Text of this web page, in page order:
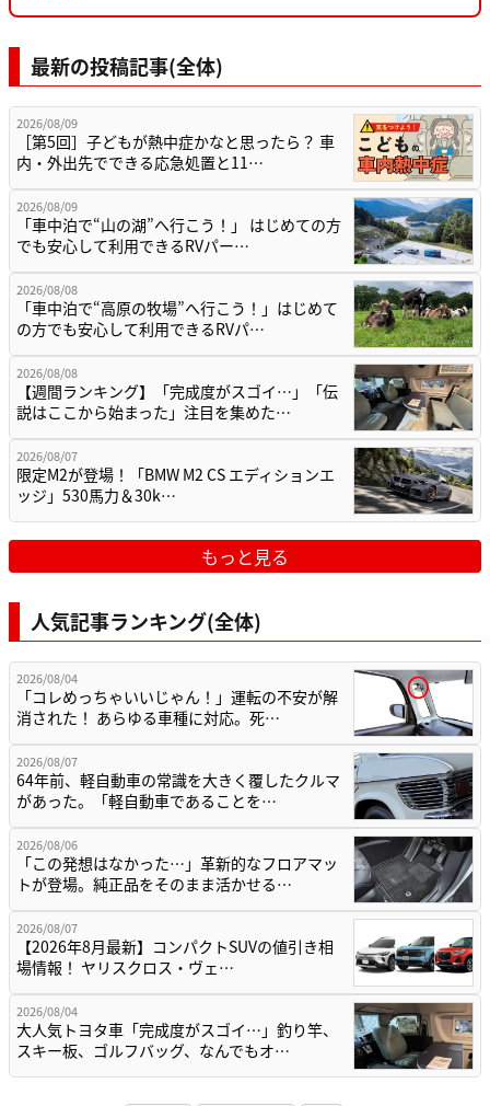
最新の投稿記事(全体)
2026/08/09
［第5回］子どもが熱中症かなと思ったら？ 車
内・外出先でできる応急処置と11…
2026/08/09
「車中泊で“山の湖”へ行こう！」 はじめての方
でも安心して利用できるRVパー…
2026/08/08
「車中泊で“高原の牧場”へ行こう！」はじめて
の方でも安心して利用できるRVパ…
2026/08/08
【週間ランキング】「完成度がスゴイ…」「伝
説はここから始まった」注目を集めた…
2026/08/07
限定M2が登場！「BMW M2 CS エディションエ
ッジ」530馬力＆30k…
もっと見る
人気記事ランキング(全体)
2026/08/04
「コレめっちゃいいじゃん！」運転の不安が解
消された！ あらゆる車種に対応。死…
2026/08/07
64年前、軽自動車の常識を大きく覆したクルマ
があった。「軽自動車であることを…
2026/08/06
「この発想はなかった…」革新的なフロアマッ
トが登場。純正品をそのまま活かせる…
2026/08/07
【2026年8月最新】コンパクトSUVの値引き相
場情報！ ヤリスクロス・ヴェ…
2026/08/04
大人気トヨタ車「完成度がスゴイ…」釣り竿、
スキー板、ゴルフバッグ、なんでもオ…